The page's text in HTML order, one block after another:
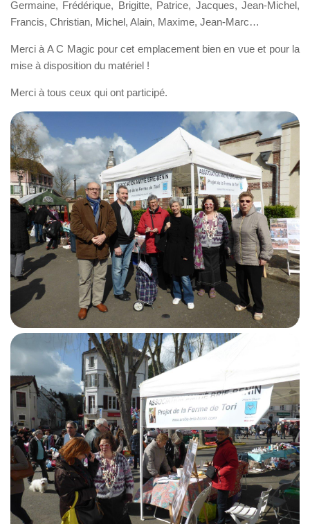
Germaine, Frédérique, Brigitte, Patrice, Jacques, Jean-Michel,
Francis, Christian, Michel, Alain, Maxime, Jean-Marc…
Merci à A C Magic pour cet emplacement bien en vue et pour la
mise à disposition du matériel !
Merci à tous ceux qui ont participé.